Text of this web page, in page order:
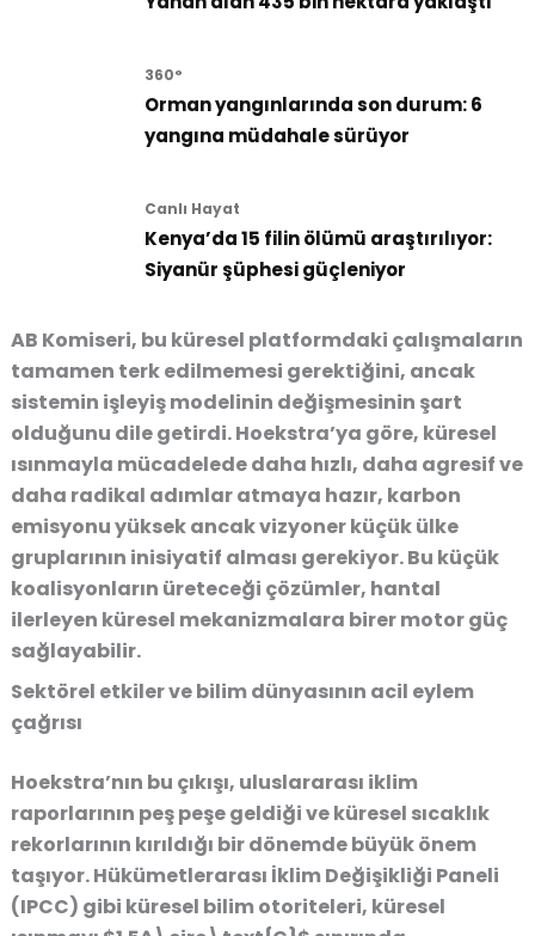
360°
Orman yangınlarında son durum: 6
yangına müdahale sürüyor
Canlı Hayat
Kenya’da 15 filin ölümü araştırılıyor:
Siyanür şüphesi güçleniyor
AB Komiseri, bu küresel platformdaki çalışmaların
tamamen terk edilmemesi gerektiğini, ancak
sistemin işleyiş modelinin değişmesinin şart
olduğunu dile getirdi. Hoekstra’ya göre, küresel
ısınmayla mücadelede daha hızlı, daha agresif ve
daha radikal adımlar atmaya hazır, karbon
emisyonu yüksek ancak vizyoner küçük ülke
gruplarının inisiyatif alması gerekiyor. Bu küçük
koalisyonların üreteceği çözümler, hantal
ilerleyen küresel mekanizmalara birer motor güç
sağlayabilir.
Sektörel etkiler ve bilim dünyasının acil eylem
çağrısı
Hoekstra’nın bu çıkışı, uluslararası iklim
raporlarının peş peşe geldiği ve küresel sıcaklık
rekorlarının kırıldığı bir dönemde büyük önem
taşıyor. Hükümetlerarası İklim Değişikliği Paneli
(IPCC) gibi küresel bilim otoriteleri, küresel